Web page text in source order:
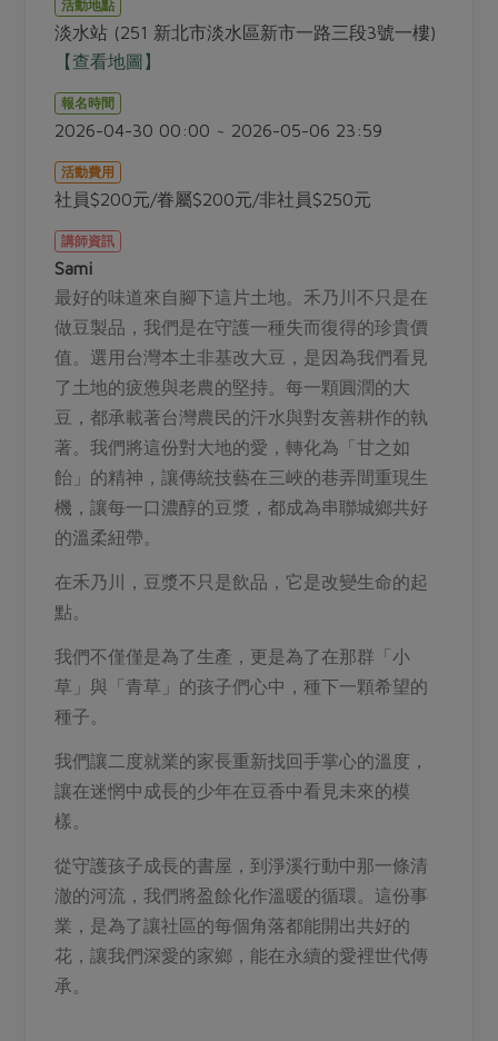
水畜加工品
調理食材・點心
休閒零嘴
居家好物
美妝保養 個人清潔
家庭清潔 織品
日用品 圖書禮品
防災用品
最新產品
素食專區
樂齡友善
料理方式
醬料
湯品．鍋物
漬物
涼拌沙拉
飲品
主題食譜
異國料理
年菜食譜
養身食補
節慶大餐
高麗菜海鮮煎餅
傳到心坎裡，誠心又澎派
合作25-經典快閃最後一週
合作25-精選產品第四彈
更多當季產品
主婦聯盟X樂齡網特約優惠案
30%rPET紅烏龍茶
2024農業發展計畫年度報告
更多議題活動
傳到心坎裡，誠心又澎派
關注議題
減硝酸鹽
廢核運動 能源議題
減添加物
公益金
更多議題
生活者e週報
綠主張月刊
典藏閱覽室
產品檢驗
自主把關
檢驗報告
硝酸鹽檢驗
社員權益
合作社法規
社務專區
選舉專區
最新消息
下載專區
地區活動
社務會議 地區活動
活動報下載
活動地點
淡水站 (251 新北市淡水區新市一路三段3號一樓)
【查看地圖】
報名時間
2026-04-30 00:00 ~ 2026-05-06 23:59
活動費用
社員$200元/眷屬$200元/非社員$250元
講師資訊
Sami
最好的味道來自腳下這片土地。禾乃川不只是在
做豆製品，我們是在守護一種失而復得的珍貴價
值。選用台灣本土非基改大豆，是因為我們看見
了土地的疲憊與老農的堅持。每一顆圓潤的大
豆，都承載著台灣農民的汗水與對友善耕作的執
著。我們將這份對大地的愛，轉化為「甘之如
飴」的精神，讓傳統技藝在三峽的巷弄間重現生
機，讓每一口濃醇的豆漿，都成為串聯城鄉共好
的溫柔紐帶。
在禾乃川，豆漿不只是飲品，它是改變生命的起
點。
我們不僅僅是為了生產，更是為了在那群「小
草」與「青草」的孩子們心中，種下一顆希望的
種子。
我們讓二度就業的家長重新找回手掌心的溫度，
讓在迷惘中成長的少年在豆香中看見未來的模
樣。
從守護孩子成長的書屋，到淨溪行動中那一條清
澈的河流，我們將盈餘化作溫暖的循環。這份事
業，是為了讓社區的每個角落都能開出共好的
花，讓我們深愛的家鄉，能在永續的愛裡世代傳
承。